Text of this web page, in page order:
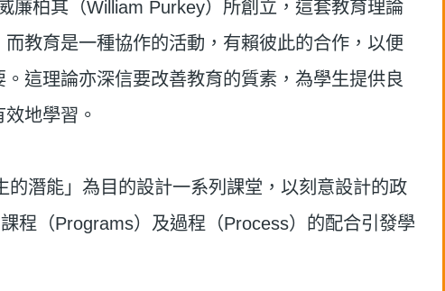
廉柏其（William Purkey）所創立，這套教育理論
教育是一種協作的活動，有賴彼此的合作，以便
這理論亦深信要改善教育的質素，為學生提供良
地學習。
潛能」為目的設計一系列課堂，以刻意設計的政
程（Programs）及過程（Process）的配合引發學